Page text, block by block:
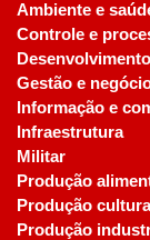
Ambiente e
Controle e
Gestão e
Informação e
Infraestrutura
Militar
Produção
Produção
Produção